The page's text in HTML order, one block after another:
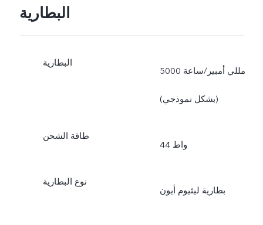
البطارية
البطارية
5000 مللي أمبير/ساعة
(بشكل نموذجي)
طاقة الشحن
44 واط
نوع البطارية
بطارية ليثيوم أيون